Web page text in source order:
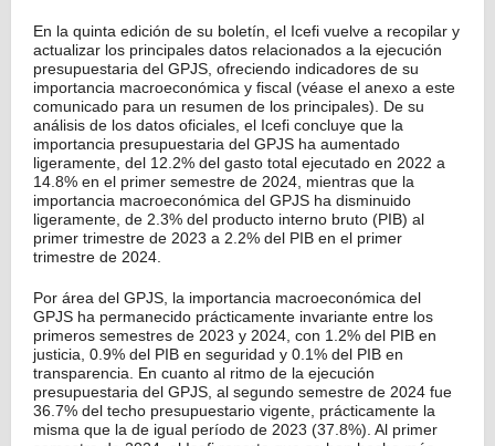
En la quinta edición de su boletín, el Icefi vuelve a recopilar y
actualizar los principales datos relacionados a la ejecución
presupuestaria del GPJS, ofreciendo indicadores de su
importancia macroeconómica y fiscal (véase el anexo a este
comunicado para un resumen de los principales). De su
análisis de los datos oficiales, el Icefi concluye que la
importancia presupuestaria del GPJS ha aumentado
ligeramente, del 12.2% del gasto total ejecutado en 2022 a
14.8% en el primer semestre de 2024, mientras que la
importancia macroeconómica del GPJS ha disminuido
ligeramente, de 2.3% del producto interno bruto (PIB) al
primer trimestre de 2023 a 2.2% del PIB en el primer
trimestre de 2024.
Por área del GPJS, la importancia macroeconómica del
GPJS ha permanecido prácticamente invariante entre los
primeros semestres de 2023 y 2024, con 1.2% del PIB en
justicia, 0.9% del PIB en seguridad y 0.1% del PIB en
transparencia. En cuanto al ritmo de la ejecución
presupuestaria del GPJS, al segundo semestre de 2024 fue
36.7% del techo presupuestario vigente, prácticamente la
misma que la de igual período de 2023 (37.8%). Al primer